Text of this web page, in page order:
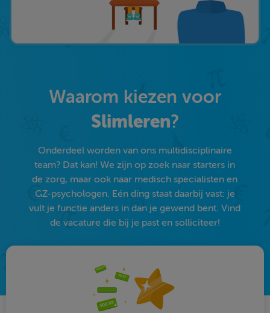
Waarom kiezen voor
Slimleren?
Onderdeel worden van ons multidisciplinaire
team? Dat kan! We zijn op zoek naar starters in
de zorg, maar ook naar medisch specialisten en
GZ-psychologen. Eén ding staat daarbij vast: je
vult je functie anders in dan je gewend bent. Vind
de vacature die bij je past en solliciteer!